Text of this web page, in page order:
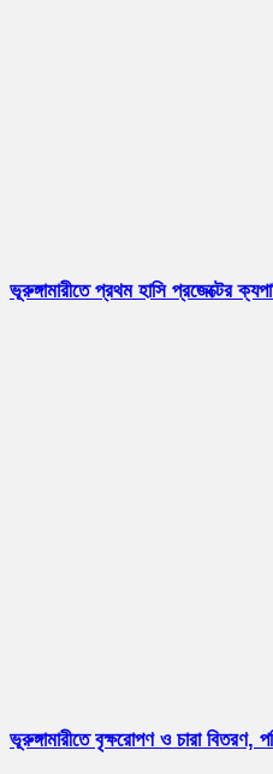
ভূরুঙ্গামারীতে প্রথম হাসি প্রজেক্টের
ভূরুঙ্গামারীতে বৃক্ষরোপণ ও চারা বিতরণ,